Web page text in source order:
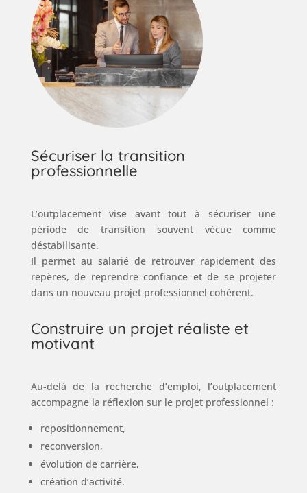
Sécuriser la transition
professionnelle
L’outplacement vise avant tout à sécuriser une
période de transition souvent vécue comme
déstabilisante.
Il permet au salarié de retrouver rapidement des
repères, de reprendre confiance et de se projeter
dans un nouveau projet professionnel cohérent.
Construire un projet réaliste et
motivant
Au-delà de la recherche d’emploi, l’outplacement
accompagne la réflexion sur le projet professionnel :
repositionnement,
reconversion,
évolution de carrière,
création d’activité.